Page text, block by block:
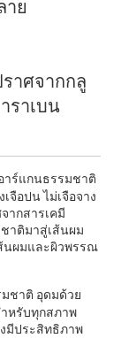
าย
าศจากกลู
ราเบน
าร์แกนธรรมชาติ
จือปน ไม่เจือจาง
ากสารเคมี
าติมาสู่เส้นผม
นผมและผิวพรรณ
ชาติ อุดมด้วย
หรับทุกสภาพ
มีประสิทธิภาพ